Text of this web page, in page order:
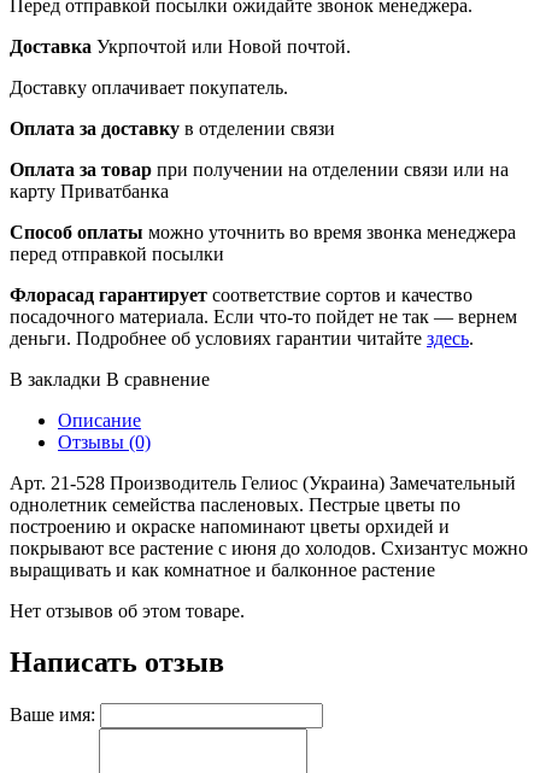
Перед отправкой посылки ожидайте звонок менеджера.
Доставка Укрпочтой или Новой почтой.
Доставку оплачивает покупатель.
Оплата за доставку в отделении связи
Оплата за товар при получении на отделении связи или на
карту Приватбанка
Способ оплаты можно уточнить во время звонка менеджера
перед отправкой посылки
Флорасад гарантирует соответствие сортов и качество
посадочного материала. Если что-то пойдет не так — вернем
деньги. Подробнее об условиях гарантии читайте здесь.
В закладки В сравнение
Описание
Отзывы (0)
Арт. 21-528 Производитель Гелиос (Украина) Замечательный
однолетник семейства пасленовых. Пестрые цветы по
построению и окраске напоминают цветы орхидей и
покрывают все растение с июня до холодов. Схизантус можно
выращивать и как комнатное и балконное растение
Нет отзывов об этом товаре.
Написать отзыв
Ваше имя: